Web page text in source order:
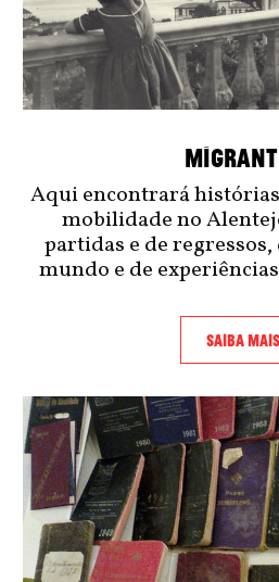
Aqui encontrará
mobilidade no
partidas e de regressos,
mundo e de
SAIBA MAIS